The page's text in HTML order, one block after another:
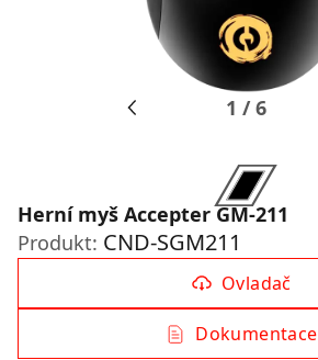
1 /6
Herní myš Accepter GM-211
Produkt: CND-SGM211
Ovladač
Dokumentace